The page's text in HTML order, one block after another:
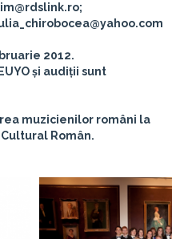
2012.
și audiții sunt
muzicienilor români la
Român.